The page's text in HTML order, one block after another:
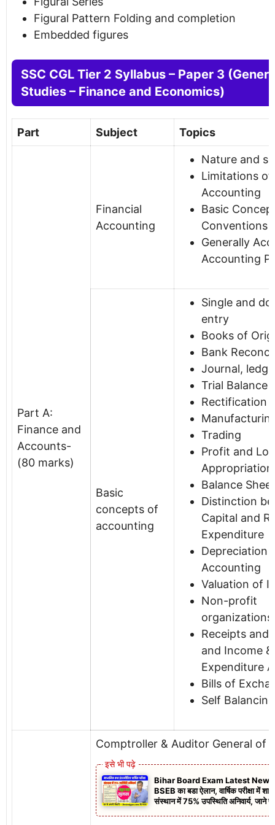
Figural Pattern Folding and completion
Embedded figures
SSC CGL Tier 2 Syllabus – Paper 3
Studies – Finance and Economics)
Part Subject Topics
Part A:
Finance and
Accounts-
(80 marks)
Financial
Accounting
Nature and
Limitations of
Accounting
Basic
Conventions
Generally
Accounting
Basic
concepts of
accounting
Single and
entry
Books of
Bank
Journal,
Trial Balance
Rectification
Trading
Profit and
Balance Sheet
Distinction
Capital and
Expenditure
Depreciation
Accounting
Valuation of
Non-profit
Receipts and
and Income &
Expenditure
Bills of
Self
Comptroller & Auditor General of
Bihar Board Exam Latest
BSEB का बडा ऐलान, वार्षिक परीक्षा में
संस्थान में 75% उपस्थिति अनिवार्य, जाने